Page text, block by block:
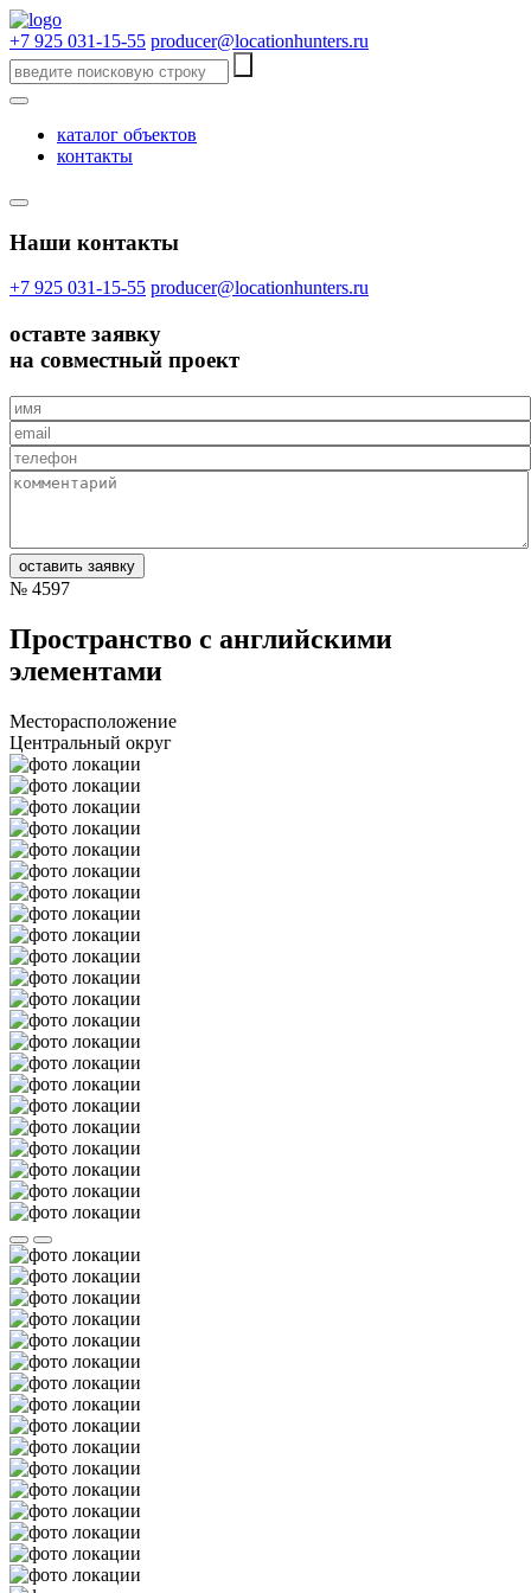
+7 925 031-15-55 producer@locationhunters.ru
каталог объектов
контакты
Наши контакты
+7 925 031-15-55 producer@locationhunters.ru
оставте заявку
на совместный проект
№ 4597
Пространство с английскими
элементами
Месторасположение
Центральный округ